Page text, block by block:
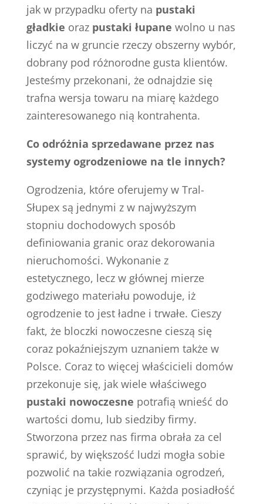
jak w przypadku oferty na pustaki
gładkie oraz pustaki łupane wolno u nas
liczyć na w gruncie rzeczy obszerny wybór,
dobrany pod różnorodne gusta klientów.
Jesteśmy przekonani, że odnajdzie się
trafna wersja towaru na miarę każdego
zainteresowanego nią kontrahenta.
Co odróżnia sprzedawane przez nas
systemy ogrodzeniowe na tle innych?
Ogrodzenia, które oferujemy w Tral-
Słupex są jednymi z w najwyższym
stopniu dochodowych sposób
definiowania granic oraz dekorowania
nieruchomości. Wykonanie z
estetycznego, lecz w głównej mierze
godziwego materiału powoduje, iż
ogrodzenie to jest ładne i trwałe. Cieszy
fakt, że bloczki nowoczesne cieszą się
coraz pokaźniejszym uznaniem także w
Polsce. Coraz to więcej właścicieli domów
przekonuje się, jak wiele właściwego
pustaki nowoczesne potrafią wnieść do
wartości domu, lub siedziby firmy.
Stworzona przez nas firma obrała za cel
sprawić, by większość ludzi mogła sobie
pozwolić na takie rozwiązania ogrodzeń,
czyniąc je przystępnymi. Każda posiadłość